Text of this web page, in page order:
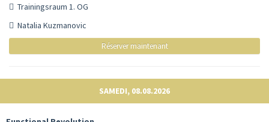
Trainingsraum 1. OG
Natalia Kuzmanovic
Réserver maintenant
SAMEDI, 08.08.2026